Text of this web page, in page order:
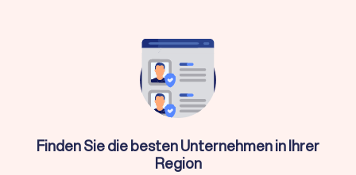
Das Traumhaus zum Greifen nah
Bei Trustlocal finden Sie Immobilienbüros, die neben den
klassischen Leistungen wie dem Haus kaufen, vermieten und
verkaufen auch für weiterführende Möglichkeiten zur
Verfügung stehen. Die professionelle Hilfestellung beim Kauf
das Mietgesuch stellen unterschiedliche Herausforderungen
dar, die der Immobilienmakler Ihres Vertrauens neben
Finden Sie die besten Unternehmen in Ihrer
Region